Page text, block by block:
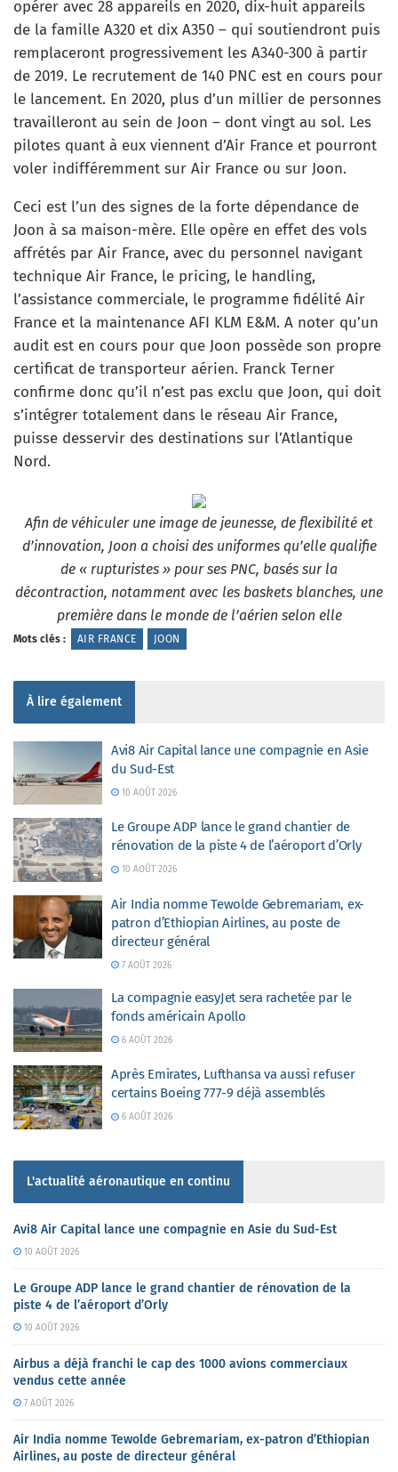
opérer avec 28 appareils en 2020, dix-huit appareils
de la famille A320 et dix A350 – qui soutiendront puis
remplaceront progressivement les A340-300 à partir
de 2019. Le recrutement de 140 PNC est en cours pour
le lancement. En 2020, plus d’un millier de personnes
travailleront au sein de Joon – dont vingt au sol. Les
pilotes quant à eux viennent d’Air France et pourront
voler indifféremment sur Air France ou sur Joon.
Ceci est l’un des signes de la forte dépendance de
Joon à sa maison-mère. Elle opère en effet des vols
affrétés par Air France, avec du personnel navigant
technique Air France, le pricing, le handling,
l’assistance commerciale, le programme fidélité Air
France et la maintenance AFI KLM E&M. A noter qu’un
audit est en cours pour que Joon possède son propre
certificat de transporteur aérien. Franck Terner
confirme donc qu’il n’est pas exclu que Joon, qui doit
s’intégrer totalement dans le réseau Air France,
puisse desservir des destinations sur l’Atlantique
Nord.
Afin de véhiculer une image de jeunesse, de flexibilité et
d’innovation, Joon a choisi des uniformes qu’elle qualifie
de « rupturistes » pour ses PNC, basés sur la
décontraction, notamment avec les baskets blanches, une
première dans le monde de l’aérien selon elle
Mots clés : AIR FRANCE JOON
À lire également
Avi8 Air Capital lance une compagnie en Asie
du Sud-Est
10 AOÛT 2026
Le Groupe ADP lance le grand chantier de
rénovation de la piste 4 de l’aéroport d’Orly
10 AOÛT 2026
Air India nomme Tewolde Gebremariam, ex-
patron d’Ethiopian Airlines, au poste de
directeur général
7 AOÛT 2026
La compagnie easyJet sera rachetée par le
fonds américain Apollo
6 AOÛT 2026
Après Emirates, Lufthansa va aussi refuser
certains Boeing 777-9 déjà assemblés
6 AOÛT 2026
L'actualité aéronautique en continu
Avi8 Air Capital lance une compagnie en Asie du Sud-Est
10 AOÛT 2026
Le Groupe ADP lance le grand chantier de rénovation de la
piste 4 de l’aéroport d’Orly
10 AOÛT 2026
Airbus a déjà franchi le cap des 1000 avions commerciaux
vendus cette année
7 AOÛT 2026
Air India nomme Tewolde Gebremariam, ex-patron d’Ethiopian
Airlines, au poste de directeur général